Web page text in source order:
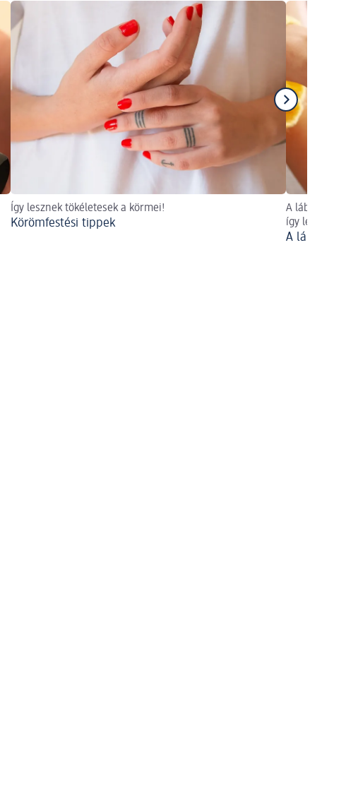
Így lesznek tökéletesek a körmei!
Körömfestési tippek
A lábkörmök
így lesz
A lábkörmök